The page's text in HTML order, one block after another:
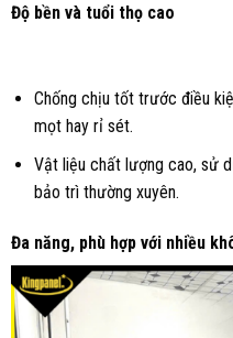
Độ bền và tuổi thọ cao
Chống chịu tốt trước điều
mọt hay rỉ sét.
Vật liệu chất lượng cao, sử
bảo trì thường xuyên.
Đa năng, phù hợp với nhiều